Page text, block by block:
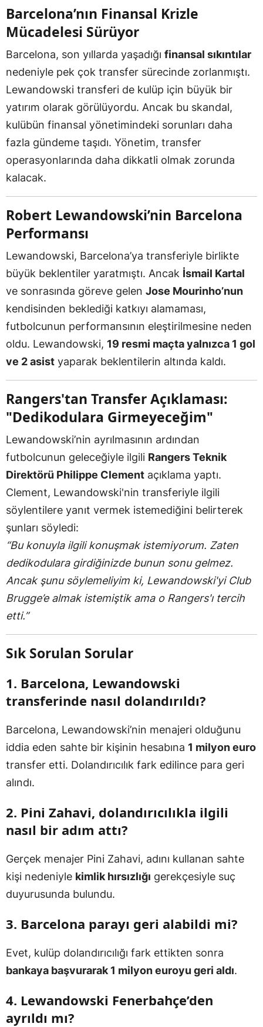
Barcelona’nın Finansal Krizle
Mücadelesi Sürüyor
Barcelona, son yıllarda yaşadığı finansal sıkıntılar
nedeniyle pek çok transfer sürecinde zorlanmıştı.
Lewandowski transferi de kulüp için büyük bir
yatırım olarak görülüyordu. Ancak bu skandal,
kulübün finansal yönetimindeki sorunları daha
fazla gündeme taşıdı. Yönetim, transfer
operasyonlarında daha dikkatli olmak zorunda
kalacak.
Robert Lewandowski’nin Barcelona
Performansı
Lewandowski, Barcelona’ya transferiyle birlikte
büyük beklentiler yaratmıştı. Ancak İsmail Kartal
ve sonrasında göreve gelen Jose Mourinho’nun
kendisinden beklediği katkıyı alamaması,
futbolcunun performansının eleştirilmesine neden
oldu. Lewandowski, 19 resmi maçta yalnızca 1 gol
ve 2 asist yaparak beklentilerin altında kaldı.
Rangers'tan Transfer Açıklaması:
"Dedikodulara Girmeyeceğim"
Lewandowski’nin ayrılmasının ardından
futbolcunun geleceğiyle ilgili Rangers Teknik
Direktörü Philippe Clement açıklama yaptı.
Clement, Lewandowski'nin transferiyle ilgili
söylentilere yanıt vermek istemediğini belirterek
şunları söyledi:
“Bu konuyla ilgili konuşmak istemiyorum. Zaten
dedikodulara girdiğinizde bunun sonu gelmez.
Ancak şunu söylemeliyim ki, Lewandowski'yi Club
Brugge’e almak istemiştik ama o Rangers'ı tercih
etti.”
Sık Sorulan Sorular
1. Barcelona, Lewandowski
transferinde nasıl dolandırıldı?
Barcelona, Lewandowski’nin menajeri olduğunu
iddia eden sahte bir kişinin hesabına 1 milyon euro
transfer etti. Dolandırıcılık fark edilince para geri
alındı.
2. Pini Zahavi, dolandırıcılıkla ilgili
nasıl bir adım attı?
Gerçek menajer Pini Zahavi, adını kullanan sahte
kişi nedeniyle kimlik hırsızlığı gerekçesiyle suç
duyurusunda bulundu.
3. Barcelona parayı geri alabildi mi?
Evet, kulüp dolandırıcılığı fark ettikten sonra
bankaya başvurarak 1 milyon euroyu geri aldı.
4. Lewandowski Fenerbahçe’den
ayrıldı mı?